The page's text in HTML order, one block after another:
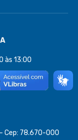
às 13:00
Cep: 78.670-000